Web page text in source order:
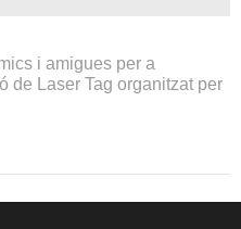
i amigues per a
de Laser Tag organitzat per